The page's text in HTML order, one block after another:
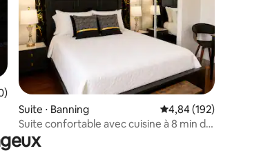
4,98 sur 5sur la base de 320 commentaires : 4,99 sur 5
Suite ⋅ Banning Évaluation moyenne
4,84 (192)
Suite confortable avec cuisine à 8 min du
casino et de l'autoroute 10